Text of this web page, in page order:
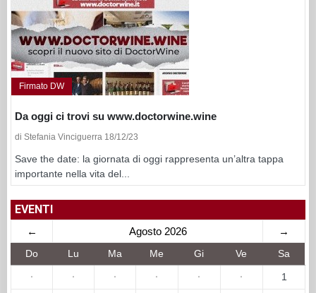
Firmato DW
Da oggi ci trovi su www.doctorwine.wine
di Stefania Vinciguerra 18/12/23
Save the date: la giornata di oggi rappresenta un’altra tappa
importante nella vita del...
EVENTI
← Agosto 2026 →
Do Lu Ma Me Gi Ve Sa
· · · · · · 1